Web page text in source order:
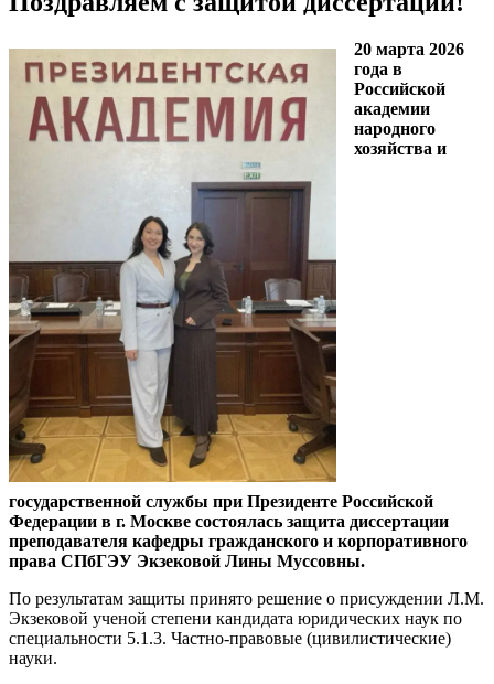
20 марта 2026
года в
Российской
академии
народного
хозяйства и
государственной службы при Президенте Российской
Федерации в г. Москве состоялась защита диссертации
преподавателя кафедры гражданского и корпоративного
права СПбГЭУ Экзековой Лины Муссовны.
По результатам защиты принято решение о присуждении Л.М.
Экзековой ученой степени кандидата юридических наук по
специальности 5.1.3. Частно-правовые (цивилистические)
науки.